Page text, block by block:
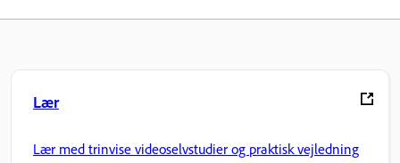
Lær
Lær med trinvise videoselvstudier og praktisk vejledning